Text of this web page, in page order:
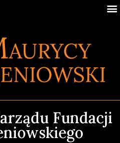
Fundacji